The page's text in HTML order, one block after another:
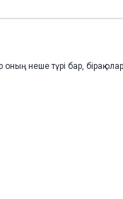
оның неше түрі бар, бірақ